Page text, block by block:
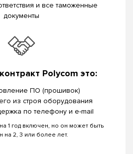
и все таможенные
документы
Polycom это:
ПО (прошивок)
из строя оборудования
по телефону и e-mail
1 год включен, но он может быть
на 2, 3 или более лет.